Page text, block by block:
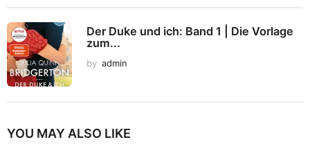
Der Duke und ich: Band 1 | Die Vorlage
zum...
by admin
YOU MAY ALSO LIKE